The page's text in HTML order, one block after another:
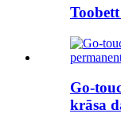
Go-
krāsa